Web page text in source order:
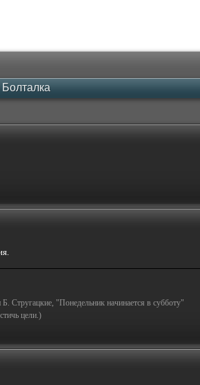
Болталка
Б. Стругацкие, "Понедельник начинается в субботу"
цели.)